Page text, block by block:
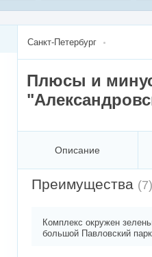
Санкт-Петербург
Плюсы и
Описание
Преимущества (7)
Комплекс окружен
большой Павловский